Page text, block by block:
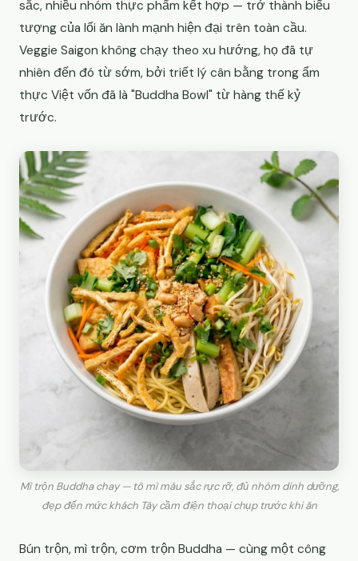
sắc, nhiều nhóm thực phẩm kết hợp — trở thành biểu
tượng của lối ăn lành mạnh hiện đại trên toàn cầu.
Veggie Saigon không chạy theo xu hướng, họ đã tự
nhiên đến đó từ sớm, bởi triết lý cân bằng trong ẩm
thực Việt vốn đã là "Buddha Bowl" từ hàng thế kỷ
trước.
Mì trộn Buddha chay — tô mì màu sắc rực rỡ, đủ nhóm dinh dưỡng,
đẹp đến mức khách Tây cầm điện thoại chụp trước khi ăn
Bún trộn, mì trộn, cơm trộn Buddha — cùng một công